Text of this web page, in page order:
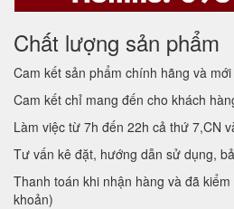
Chất lượng sản phẩm
Cam kết sản phẩm chính hãng và
Cam kết chỉ mang đến cho khách
Làm việc từ 7h đến 22h cả thứ 7,CN
Tư vấn kê đặt, hướng dẫn sử dụng,
Thanh toán khi nhận hàng và đã
khoản)